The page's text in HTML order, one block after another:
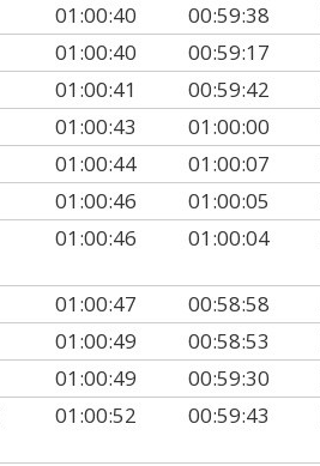
01:00:40 00:59:38
01:00:40 00:59:17
01:00:41 00:59:42
01:00:43 01:00:00
01:00:44 01:00:07
01:00:46 01:00:05
01:00:46 01:00:04
01:00:47 00:58:58
01:00:49 00:58:53
01:00:49 00:59:30
01:00:52 00:59:43